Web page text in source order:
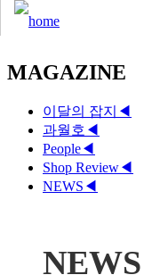
MAGAZINE
이달의 잡지 ◀
과월호 ◀
People◀
Shop Review◀
NEWS ◀
NEWS